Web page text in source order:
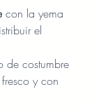
con la yema
el
de costumbre
y con